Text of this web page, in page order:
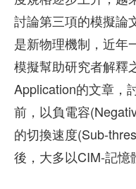
討論第三項的模擬論
是新物理機制，近年
模擬幫助研究者解釋
Application的文章，
前，以負電容
的切換速度(Sub-
後，大多以CIM-記憶